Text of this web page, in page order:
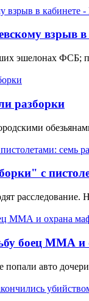
взрыв
эшелонах ФСБ;
разборки
с
расследование.
боец ММА
авто